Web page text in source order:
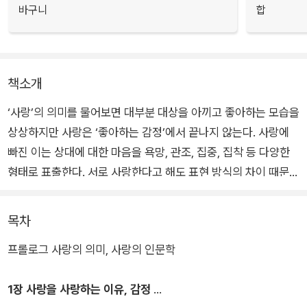
바구니
합
책소개
‘사랑’의 의미를 물어보면 대부분 대상을 아끼고 좋아하는 모습을
상상하지만 사랑은 ‘좋아하는 감정’에서 끝나지 않는다. 사랑에
빠진 이는 상대에 대한 마음을 욕망, 관조, 집중, 집착 등 다양한
형태로 표출한다. 서로 사랑한다고 해도 표현 방식의 차이 때문에
서도 한마디로 정리하기 어려운 단어다. 삶에서 빼놓을 수 없지만
한 단어로 정의하기 어려운 그것.
반으로 사랑의 다양한 모습을 통찰하여 사랑의 핵심을 파고든다.
목차
프롤로그 사랑의 의미, 사랑의 인문학
1장 사랑을 사랑하는 이유, 감정